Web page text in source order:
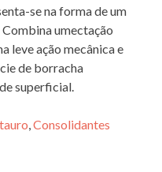
se na forma de um
umectação
leve ação mecânica e
de borracha
superficial.
,Consolidantes